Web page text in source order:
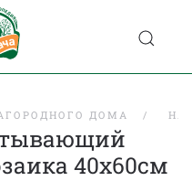
ДОМА
40х60см